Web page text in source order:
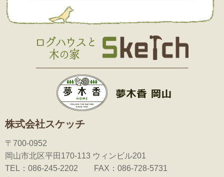
株式会社スケッチ
〒700-0952
岡山市北区平田170-113 ウィンビル201
TEL：086-245-2202 FAX：086-728-5731